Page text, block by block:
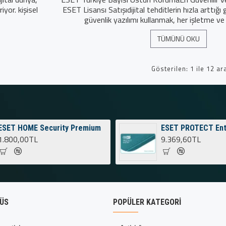
kişisel
ESET Lisansı Satışıdijital tehditlerin hızla
güvenlik yazılımı kullanmak, her işletme
TÜMÜNÜ OKU
Gösterilen: 1 ile 12
HOME Security Premium ESET PROTECT
9.369,60TL
POPÜLER KATEGORI